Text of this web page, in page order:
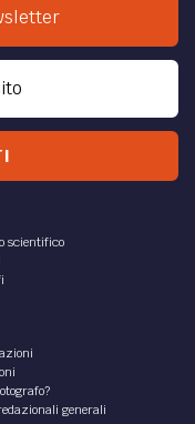
scientifico
generali